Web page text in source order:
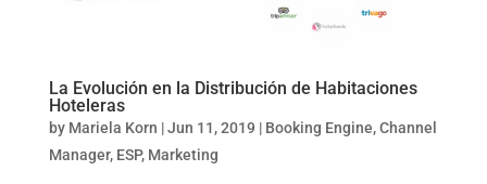
La Evolución en la Distribución de Habitaciones
Hoteleras
by Mariela Korn |Jun 11, 2019 | Booking Engine,Channel
Manager, ESP, Marketing